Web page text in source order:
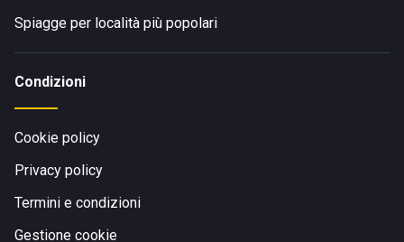
Spiagge per località più popolari
Condizioni
Cookie policy
Privacy policy
Termini e condizioni
Gestione cookie